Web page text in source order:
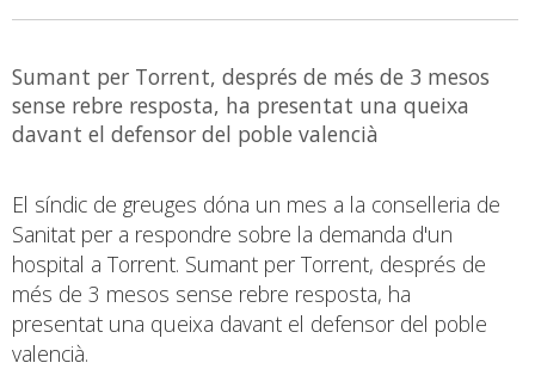
Sumant per Torrent, després de més de 3 mesos
sense rebre resposta, ha presentat una queixa
davant el defensor del poble valencià
El síndic de greuges dóna un mes a la conselleria de
Sanitat per a respondre sobre la demanda d'un
hospital a Torrent. Sumant per Torrent, després de
més de 3 mesos sense rebre resposta, ha
presentat una queixa davant el defensor del poble
valencià.